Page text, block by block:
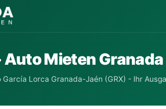
Mieten Granada
García Lorca Granada-Jaén (GRX) - Ihr